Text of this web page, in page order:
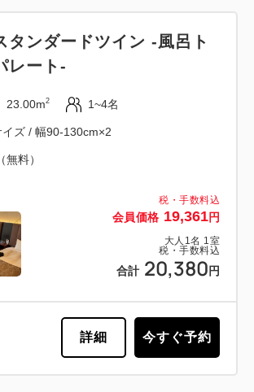
税・手数料込
会員価格 19,361円
大人 1名 1室
税・手数料込
合計 20,380 円
タンダードツイン -風呂ト
ート-
23.00m2 1~4名
イズ / 幅90-130cm×2
料）
詳細 今すぐ予約